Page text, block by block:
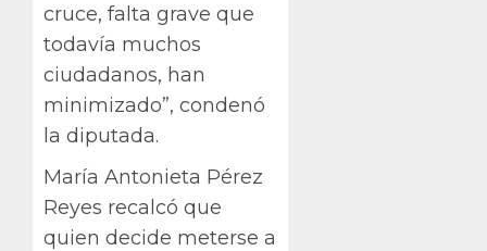
cruce, falta grave que
todavía muchos
ciudadanos, han
minimizado”, condenó
la diputada.
María Antonieta Pérez
Reyes recalcó que
quien decide meterse a